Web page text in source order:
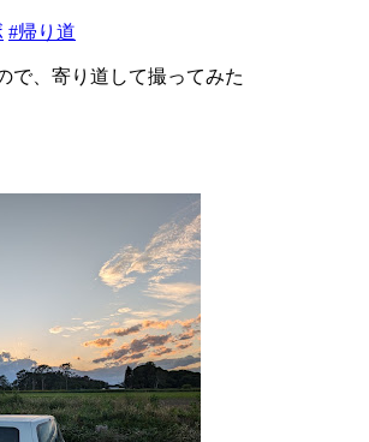
#帰り道
で、寄り道して撮ってみた